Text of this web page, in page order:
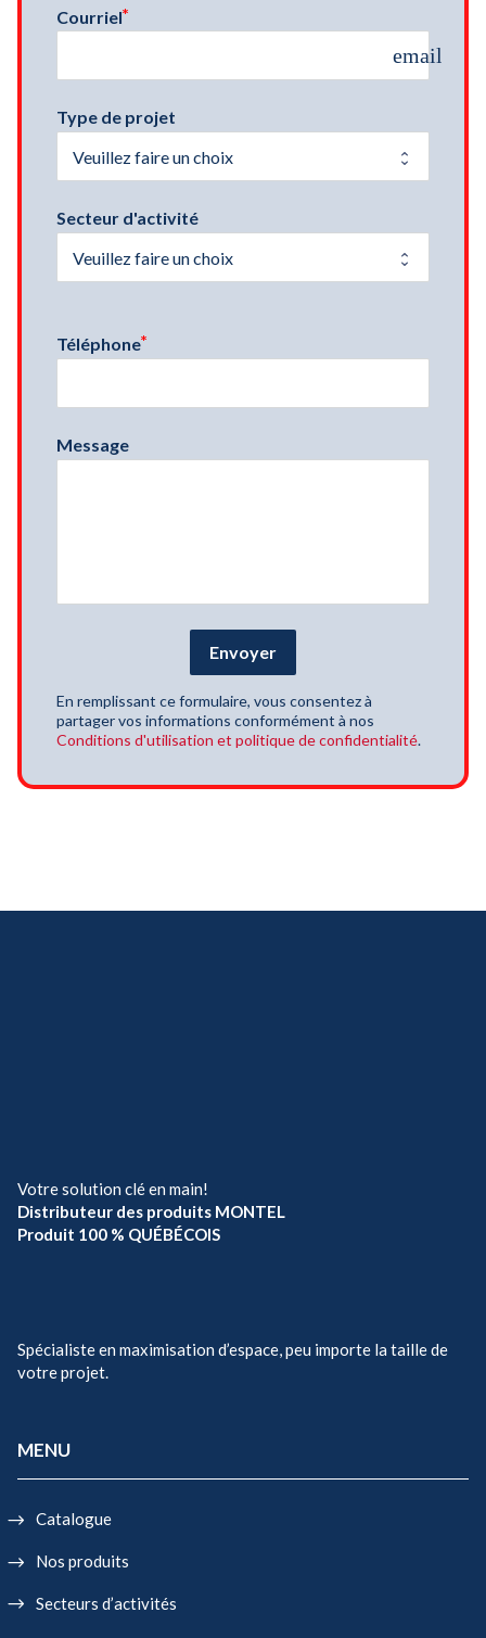
Courriel
email
Type de projet
Secteur d'activité
Téléphone
Message
Envoyer
En remplissant ce formulaire, vous consentez à
partager vos informations conformément à nos
Conditions d'utilisation et politique de confidentialité.
Votre solution clé en main!
Distributeur des produits MONTEL
Produit 100 % QUÉBÉCOIS
Spécialiste en maximisation d’espace, peu importe la taille de
votre projet.
MENU
Catalogue
Nos produits
Secteurs d’activités